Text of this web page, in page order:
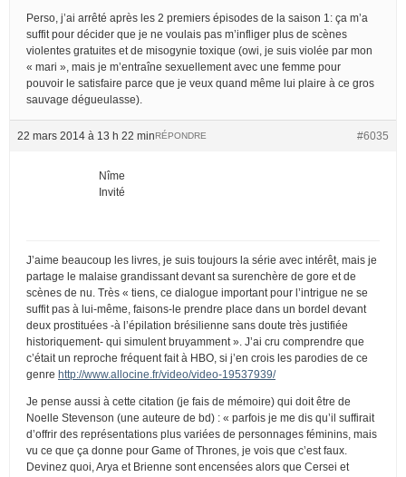
Perso, j’ai arrêté après les 2 premiers épisodes de la saison 1: ça m’a
suffit pour décider que je ne voulais pas m’infliger plus de scènes
violentes gratuites et de misogynie toxique (owi, je suis violée par mon
« mari », mais je m’entraîne sexuellement avec une femme pour
pouvoir le satisfaire parce que je veux quand même lui plaire à ce gros
sauvage dégueulasse).
22 mars 2014 à 13 h 22 min #6035
RÉPONDRE
Nîme
Invité
J’aime beaucoup les livres, je suis toujours la série avec intérêt, mais je
partage le malaise grandissant devant sa surenchère de gore et de
scènes de nu. Très « tiens, ce dialogue important pour l’intrigue ne se
suffit pas à lui-même, faisons-le prendre place dans un bordel devant
deux prostituées -à l’épilation brésilienne sans doute très justifiée
historiquement- qui simulent bruyamment ». J’ai cru comprendre que
c’était un reproche fréquent fait à HBO, si j’en crois les parodies de ce
genre http://www.allocine.fr/video/video-19537939/
Je pense aussi à cette citation (je fais de mémoire) qui doit être de
Noelle Stevenson (une auteure de bd) : « parfois je me dis qu’il suffirait
d’offrir des représentations plus variées de personnages féminins, mais
vu ce que ça donne pour Game of Thrones, je vois que c’est faux.
Devinez quoi, Arya et Brienne sont encensées alors que Cersei et